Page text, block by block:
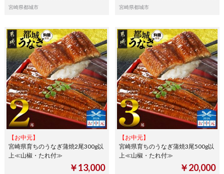
宮崎県都城市 宮崎県都城市
【お中元】
宮崎県育ちのうなぎ蒲焼2尾300g以
上≪山椒・たれ付≫
￥13,000
【お中元】
宮崎県育ちのうなぎ蒲焼3尾500g以
上≪山椒・たれ付≫
￥20,000